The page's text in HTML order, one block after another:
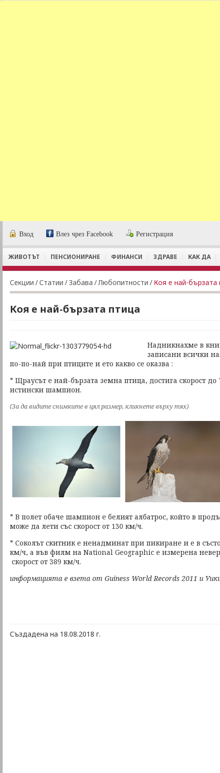
Вход Влез чрез Facebook Регистрация
ЖИВОТЪТ ПЕНСИОНИРАНЕ ФИНАНСИ ЗДРАВЕ КАК ДА
Секции /Статии / Забава /Любопитности / Коя е най-бързата
Коя е най-бързата птица
Надникнахме в
записани всички
по-по-най при птиците и ето какво се оказва :
* Щраусът е най-бързата земна птица, достига скорост до
истински шампион.
(За да видите снимките в цял размер, кликнете върху тях)
* В полет обаче шампион е белият албатрос, който в
може да лети със скорост от 130 км/ч.
* Соколът скитник е ненадминат при пикиране и е в
км/ч, а във филм на National Geographic е измерена
скорост от 389 км/ч.
информацията е взета от Guiness World Records 2011 и
Създадена на 18.08.2018 г.